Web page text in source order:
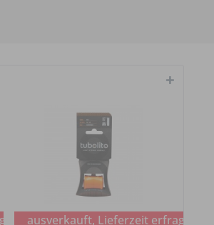
ausverkauft, Lieferzeit erfragen